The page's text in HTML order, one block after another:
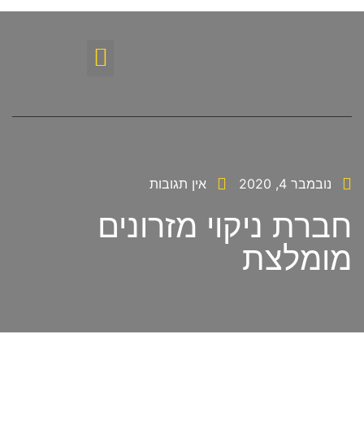
נובמבר 4, 2020 אין תגובות
חברת ניקוי מזרונים
מומלצת